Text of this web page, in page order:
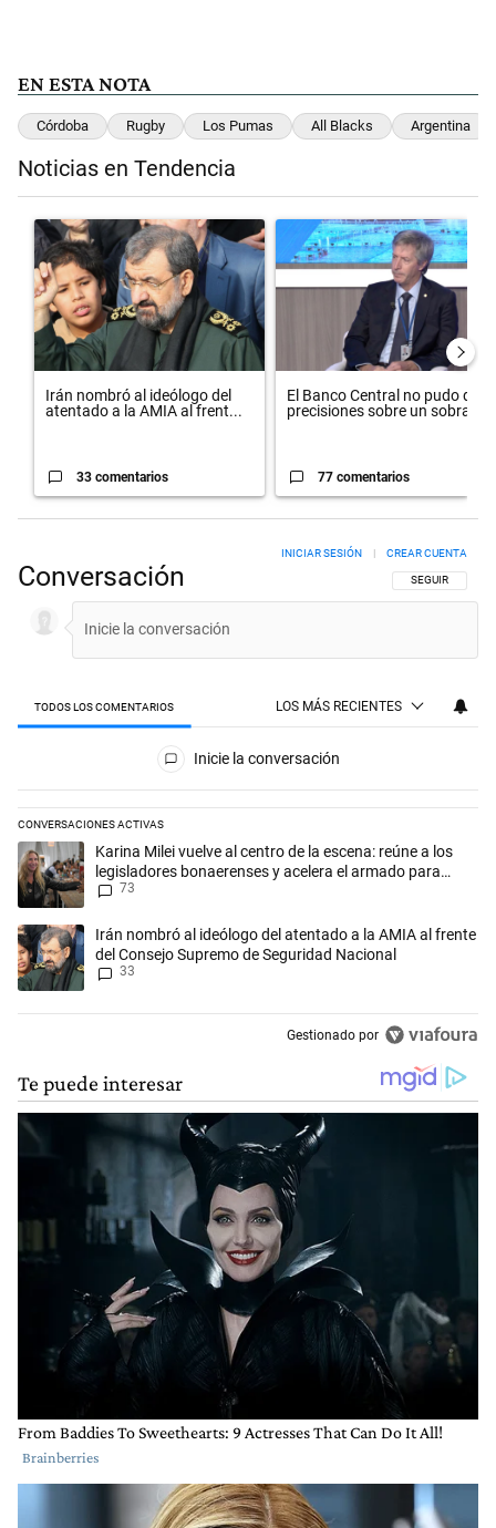
EN ESTA NOTA
Córdoba Rugby Los Pumas All Blacks Argentina
Noticias en Tendencia
Este listado muestra los artículos con más comentarios en los
Un artículo de tendencia con el título "Irán nombró al ideólogo del
Irán nombró al ideólogo del
atentado a la AMIA al frent...
33 comentarios
Un artículo de tendencia con el
El Banco Central no pudo dar
precisiones sobre un sobra...
77 comentarios
Conversación SIGA ESTA
SEGUIR
INICIAR SESIÓN | CREAR CUENTA
TODOS LOS COMENTARIOS LOS MÁS RECIENTES
Inicie la conversación
CONVERSACIONES ACTIVAS
Este listado muestra los artículos con más comentarios en los
Un artículo de tendencia con el título "Karina Milei vuelve al centro de
Karina Milei vuelve al centro de la escena: reúne a los
legisladores bonaerenses y acelera el armado para
2027
73
Un artículo de tendencia con el título "Irán nombró al ideólogo del
Irán nombró al ideólogo del atentado a la AMIA al frente
del Consejo Supremo de Seguridad Nacional
33
Gestionado por